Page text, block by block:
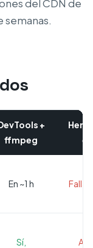
del CDN de
semanas.
+
ffmpeg
En ~1 h Falla
Sí,
A